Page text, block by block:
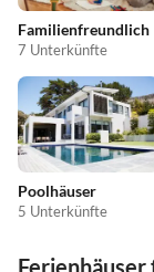
Familienfreundlich
7 Unterkünfte
Poolhäuser
5 Unterkünfte